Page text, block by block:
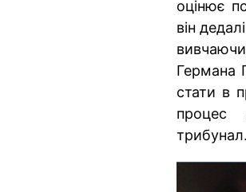
оцінює
він
Германа
стати в
процес
трибунал.